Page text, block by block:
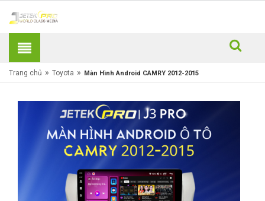
Trang chủ » Toyota » Màn Hình Android CAMRY 2012-2015